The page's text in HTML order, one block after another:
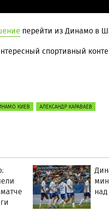
перейти из Динамо в
спортивный
КИЕВ АЛЕКСАНДР КАРАВАЕВ